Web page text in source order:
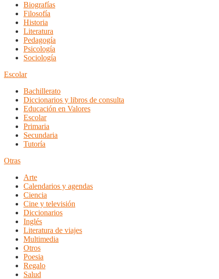
Biografías
Filosofía
Historia
Literatura
Pedagogía
Psicología
Sociología
Escolar
Bachillerato
Diccionarios y libros de consulta
Educación en Valores
Escolar
Primaria
Secundaria
Tutoría
Otras
Arte
Calendarios y agendas
Ciencia
Cine y televisión
Diccionarios
Inglés
Literatura de viajes
Multimedia
Otros
Poesia
Regalo
Salud